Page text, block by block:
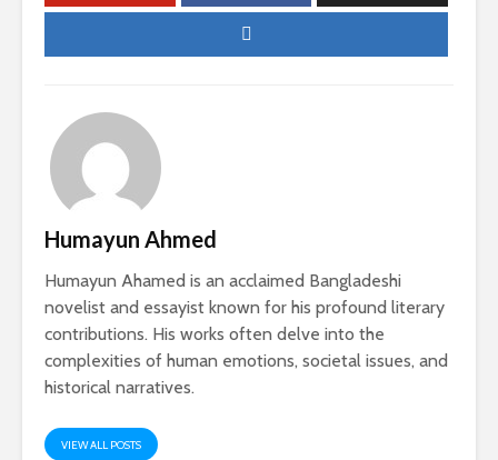
Humayun Ahmed
Humayun Ahamed is an acclaimed Bangladeshi
novelist and essayist known for his profound literary
contributions. His works often delve into the
complexities of human emotions, societal issues, and
historical narratives.
VIEW ALL POSTS